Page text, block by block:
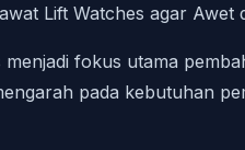
Lift Watches agar Awet
menjadi fokus utama
pada kebutuhan